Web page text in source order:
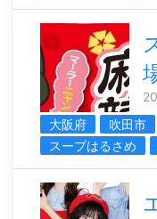
大阪府
吹田市
スープはるさめ